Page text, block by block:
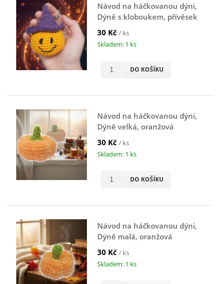
Návod na háčkovanou dýni,
Dýně s kloboukem, přívěsek
30 Kč / ks
Skladem: 1 ks
DO KOŠÍKU
Návod na háčkovanou dýni,
Dýně velká, oranžová
30 Kč / ks
Skladem: 1 ks
DO KOŠÍKU
Návod na háčkovanou dýni,
Dýně malá, oranžová
30 Kč / ks
Skladem: 1 ks